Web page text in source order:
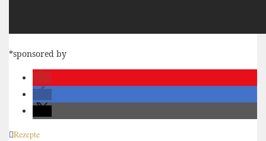
*sponsored by
Rezepte